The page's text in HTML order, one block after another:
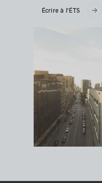
Écrire à l'ÉTS